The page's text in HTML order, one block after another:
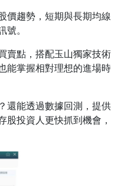
價趨勢，短期與長期均線
。
賣點，搭配玉山獨家技術
能掌握相對理想的進場時
還能透過數據回測，提供
股投資人更快抓到機會，